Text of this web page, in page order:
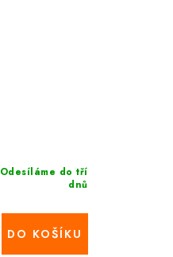
Odesíláme do tří
dnů
DO KOŠÍKU